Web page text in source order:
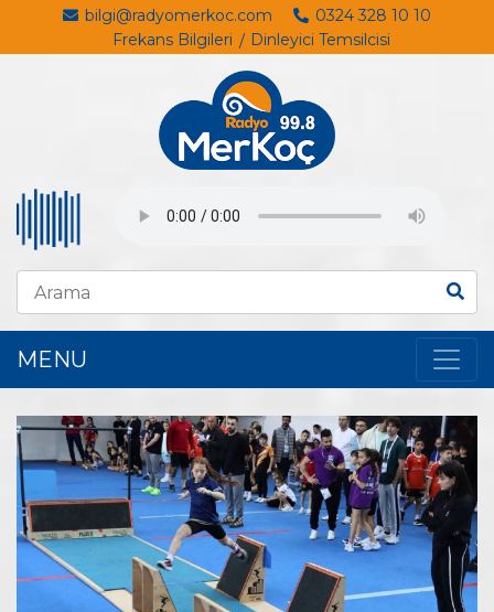
bilgi@radyomerkoc.com
0324 328 10 10
Frekans Bilgileri
Dinleyici Temsilcisi
MENU